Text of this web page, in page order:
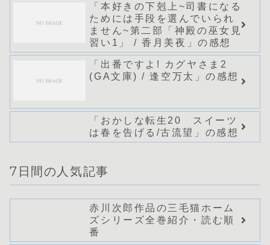
「本好きの下剋上~司書になる
ためには手段を選んでいられ
ません~第二部「神殿の巫女見
習い1」 / 香月美夜」の感想
「出番ですよ! カグヤさま2
(GA文庫) / 逢空万太」の感想
「おかしな転生20 スイーツ
は春を告げる/古流望」の感想
7日間の人気記事
赤川次郎作品の三毛猫ホーム
ズシリーズ全巻紹介・読む順
番